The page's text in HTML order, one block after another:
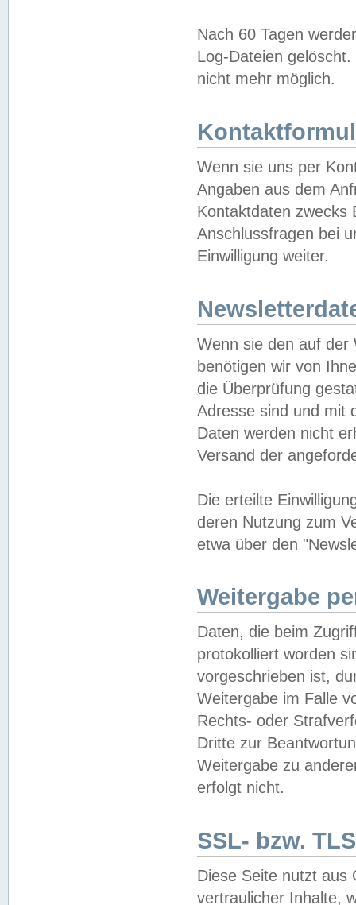
Nach 60 Tagen
Log-Dateien
nicht mehr möglich.
Wenn sie uns per
Angaben aus dem
Kontaktdaten zwecks
Anschlussfragen bei
Einwilligung weiter.
Wenn sie den auf der
benötigen wir von
die Überprüfung
Adresse sind und mit
Daten werden nicht
Versand der
Die erteilte
deren Nutzung zum
etwa über den
Weitergabe
Daten, die beim
protokolliert worden
vorgeschrieben ist,
Weitergabe im Falle
Rechts- oder
Dritte zur
Weitergabe zu
erfolgt nicht.
SSL- bzw.
Diese Seite nutzt aus
vertraulicher Inhalte,